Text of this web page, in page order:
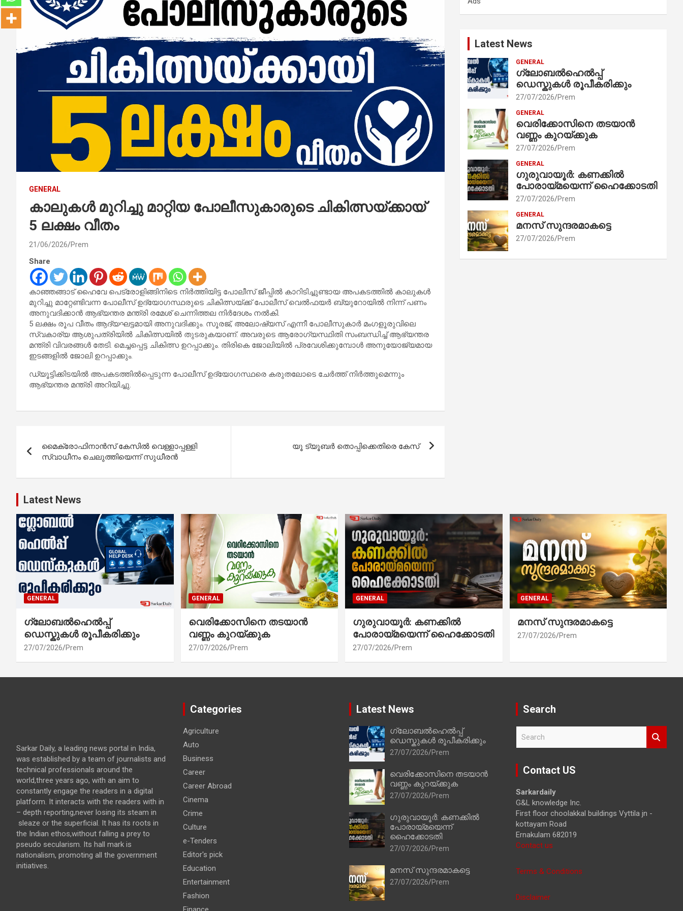
GENERAL
കാലുകൾ മുറിച്ചു മാറ്റിയ പോലീസുകാരുടെ ചികിത്സയ്ക്കായ്
5 ലക്ഷം വീതം
21/06/2026 Prem
Share
കാഞ്ഞങ്ങാട് ഹൈവേ പെട്രോളിങ്ങിനിടെ നിർത്തിയിട്ട പോലീസ് ജീപ്പിൽ കാറിടിച്ചുണ്ടായ അപകടത്തിൽ കാലുകൾ
മുറിച്ചു മാറ്റേണ്ടിവന്ന പോലീസ് ഉദ്യോഗസ്ഥരുടെ ചികിത്സയ്ക്ക് പോലീസ് വെൽഫയർ ബ്യുറോയിൽ നിന്ന് പണം
അനുവദിക്കാൻ ആഭ്യന്തര മന്ത്രി രമേശ്‌ ചെന്നിത്തല നിർദേശം നൽകി.
5 ലക്ഷം രൂപ വീതം ആദ്യഘട്ടമായി അനുവദിക്കും. സൂരജ്, അലോഷ്യസ് എന്നീ പോലീസുകാർ മംഗളൂരുവിലെ
സ്വകാര്യ ആശുപത്രിയിൽ ചികിത്സയിൽ തുടരുകയാണ്. അവരുടെ ആരോഗ്യസ്ഥിതി സംബന്ധിച്ച് ആഭ്യന്തര
മന്ത്രി വിവരങ്ങൾ തേടി. മെച്ചപ്പെട്ട ചികിത്സ ഉറപ്പാക്കും. തിരികെ ജോലിയിൽ പ്രവേശിക്കുമ്പോൾ അനുയോജ്യമായ
ഇടങ്ങളിൽ ജോലി ഉറപ്പാക്കും.
ഡ്യൂട്ടിക്കിടയിൽ അപകടത്തിൽപ്പെടുന്ന പോലീസ് ഉദ്യോഗസ്ഥരെ കരുതലോടെ ചേർത്ത് നിർത്തുമെന്നും
ആഭ്യന്തര മന്ത്രി അറിയിച്ചു.
navigation
മൈക്രോഫിനാൻസ് കേസിൽ വെള്ളാപ്പള്ളി
സ്വാധീനം ചെലുത്തിയെന്ന് സുധീരൻ
യൂ ട്യൂബർ തൊപ്പിക്കെതിരെ കേസ്
Latest News
GENERAL
ഗ്ലോബൽഹെൽപ്പ്
ഡെസ്കുകൾ രൂപീകരിക്കും
27/07/2026 Prem
GENERAL
വെരിക്കോസിനെ തടയാൻ
വണ്ണം കുറയ്ക്കുക
27/07/2026 Prem
GENERAL
ഗുരുവായൂർ: കണക്കിൽ
പോരായ്മയെന്ന് ഹൈക്കോടതി
27/07/2026 Prem
GENERAL
മനസ് സുന്ദരമാകട്ടെ
27/07/2026 Prem
Latest News
GENERAL
ഗ്ലോബൽഹെൽപ്പ്
ഡെസ്കുകൾ രൂപീകരിക്കും
27/07/2026 Prem
GENERAL
വെരിക്കോസിനെ തടയാൻ
വണ്ണം കുറയ്ക്കുക
27/07/2026 Prem
GENERAL
ഗുരുവായൂർ: കണക്കിൽ
പോരായ്മയെന്ന് ഹൈക്കോടതി
27/07/2026 Prem
GENERAL
മനസ് സുന്ദരമാകട്ടെ
27/07/2026 Prem
Sarkar Daily, a leading news portal in India,
was established by a team of journalists and
technical professionals around the
world,three years ago, with an aim to
constantly engage the readers in a digital
platform. It interacts with the readers with in
– depth reporting,never losing its steam in
sleaze or the superficial. It has its roots in
the Indian ethos,without falling a prey to
pseudo secularism. Its hall mark is
nationalism, promoting all the government
initiatives.
Categories
Agriculture
Auto
Business
Career
Career Abroad
Cinema
Crime
Culture
e-Tenders
Editor's pick
Education
Entertainment
Fashion
Latest News
ഗ്ലോബൽഹെൽപ്പ്
ഡെസ്കുകൾ രൂപീകരിക്കും
27/07/2026 Prem
വെരിക്കോസിനെ തടയാൻ
വണ്ണം കുറയ്ക്കുക
27/07/2026 Prem
ഗുരുവായൂർ: കണക്കിൽ
പോരായ്മയെന്ന്
ഹൈക്കോടതി
27/07/2026 Prem
മനസ് സുന്ദരമാകട്ടെ
27/07/2026 Prem
Search
r
Contact US
Sarkardaily
G&L knowledge Inc.
First floor choolakkal buildings Vyttila jn -
kottayam Road
Ernakulam 682019
Contact us
Terms & Conditions
Disclaimer